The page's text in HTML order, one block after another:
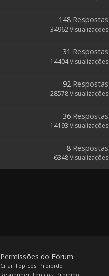
148 Respostas
34962Visualizações
31 Respostas
14404Visualizações
92 Respostas
28578Visualizações
36 Respostas
14193 Visualizações
8 Respostas
6348Visualizações
Permissões do Fórum
Criar Tópicos: Proibido